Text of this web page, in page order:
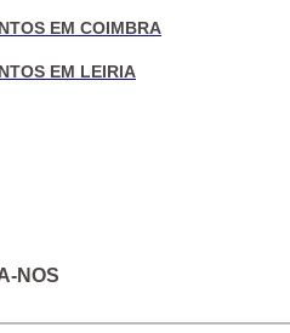
EM COIMBRA
EM LEIRIA
NOS